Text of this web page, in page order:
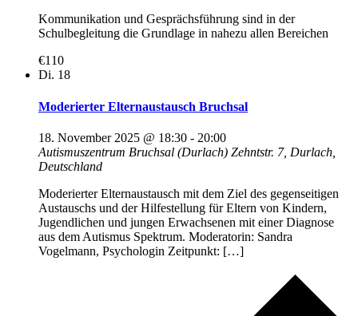
Kommunikation und Gesprächsführung sind in der
Schulbegleitung die Grundlage in nahezu allen Bereichen
€110
Di. 18
Moderierter Elternaustausch Bruchsal
18. November 2025 @ 18:30 - 20:00
Autismuszentrum Bruchsal (Durlach) Zehntstr. 7, Durlach,
Deutschland
Moderierter Elternaustausch mit dem Ziel des gegenseitigen
Austauschs und der Hilfestellung für Eltern von Kindern,
Jugendlichen und jungen Erwachsenen mit einer Diagnose
aus dem Autismus Spektrum. Moderatorin: Sandra
Vogelmann, Psychologin Zeitpunkt: […]